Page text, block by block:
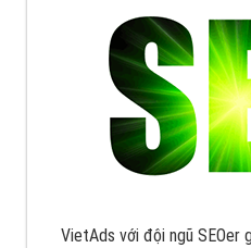
VietAds với đội ngũ SEOer